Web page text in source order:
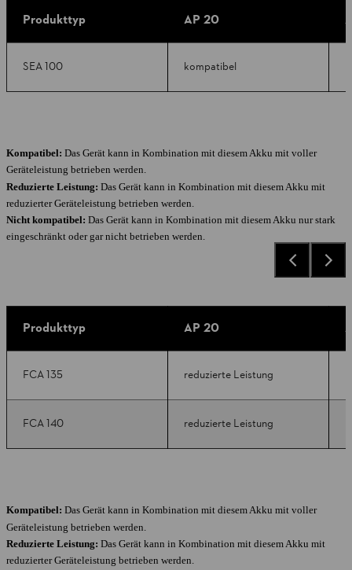
Produkttyp AP 20
SEA 100 kompatibel
Kompatibel: Das Gerät kann in Kombination mit diesem Akku mit voller
Geräteleistung betrieben werden.
Reduzierte Leistung: Das Gerät kann in Kombination mit diesem Akku mit
reduzierter Geräteleistung betrieben werden.
Nicht kompatibel: Das Gerät kann in Kombination mit diesem Akku nur stark
eingeschränkt oder gar nicht betrieben werden.
Produkttyp AP 20
FCA 135 reduzierte Leistung
FCA 140 reduzierte Leistung
Kompatibel: Das Gerät kann in Kombination mit diesem Akku mit voller
Geräteleistung betrieben werden.
Reduzierte Leistung: Das Gerät kann in Kombination mit diesem Akku mit
reduzierter Geräteleistung betrieben werden.